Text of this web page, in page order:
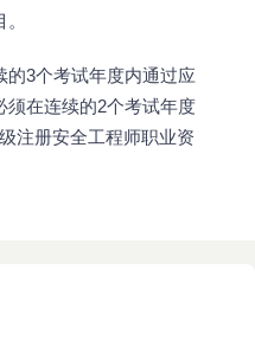
的3个考试年度内通过应
须在连续的2个考试年度
注册安全工程师职业资